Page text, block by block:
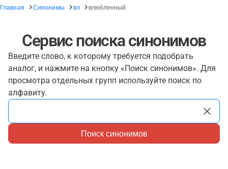
Главная Синонимы вл влюбленный
Сервис поиска синонимов
Введите слово, к которому требуется подобрать
аналог, и нажмите на кнопку «Поиск синонимов». Для
просмотра отдельных групп используйте поиск по
алфавиту.
Поиск синонимов